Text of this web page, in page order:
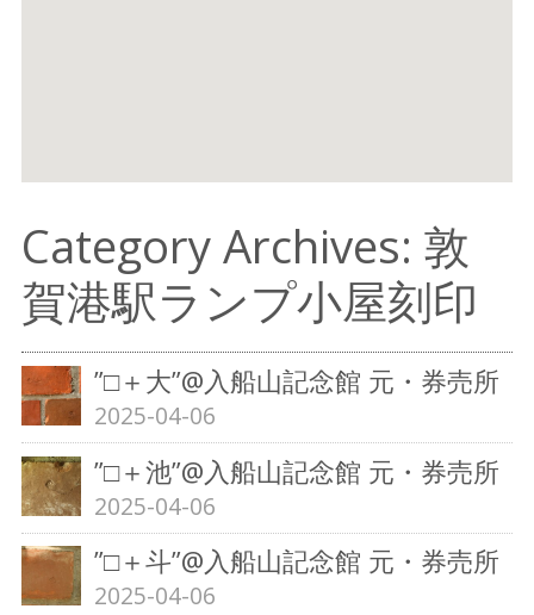
Category Archives: 敦
賀港駅ランプ小屋刻印
”□＋大”@入船山記念館 元・券売所
2025-04-06
”□＋池”@入船山記念館 元・券売所
2025-04-06
”□＋斗”@入船山記念館 元・券売所
2025-04-06